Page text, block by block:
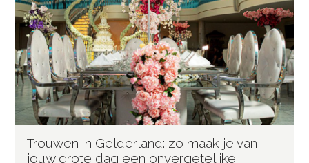
Trouwen in Gelderland: zo maak je van
jouw grote dag een onvergetelijke